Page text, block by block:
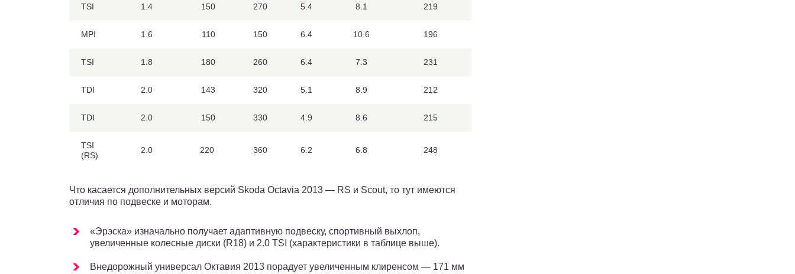
TSI 1.4 150 270 5.4 8.1 219
MPI 1.6 110 150 6.4 10.6 196
TSI 1.8 180 260 6.4 7.3 231
TDI 2.0 143 320 5.1 8.9 212
TDI 2.0 150 330 4.9 8.6 215
TSI
(RS)
2.0 220 360 6.2 6.8 248
Что касается дополнительных версий Skoda Octavia 2013 — RS и Scout, то тут имеются
отличия по подвеске и моторам.
«Эрэска» изначально получает адаптивную подвеску, спортивный выхлоп,
увеличенные колесные диски (R18) и 2.0 TSI (характеристики в таблице выше).
Внедорожный универсал Октавия 2013 порадует увеличенным клиренсом — 171 мм